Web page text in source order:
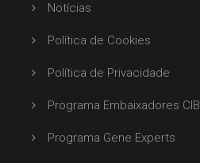
Notícias
Política de Cookies
Política de Privacidade
Programa Embaixadores CIB
Programa Gene Experts